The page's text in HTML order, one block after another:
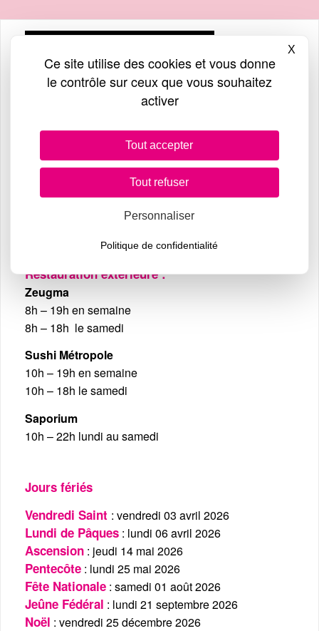
Ce site utilise des cookies et vous donne
le contrôle sur ceux que vous souhaitez
activer
Tout accepter
Tout refuser
Personnaliser
Politique de confidentialité
X
Un centre où l’on peut tout faire
8h – 19h en semaine
8h – 18h le samedi
Restauration extérieure :
Zeugma
8h – 19h en semaine
8h – 18h le samedi
Sushi Métropole
10h – 19h en semaine
10h – 18h le samedi
Saporium
10h – 22h lundi au samedi
Jours fériés
Vendredi Saint : vendredi 03 avril 2026
Lundi de Pâques: lundi 06 avril 2026
Ascension: jeudi 14 mai 2026
Pentecôte: lundi 25 mai 2026
Fête Nationale: samedi 01 août 2026
Jeûne Fédéral : lundi 21 septembre 2026
Noël : vendredi 25 décembre 2026